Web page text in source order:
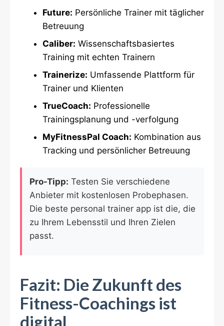
Future: Persönliche Trainer mit täglicher
Betreuung
Caliber: Wissenschaftsbasiertes
Training mit echten Trainern
Trainerize: Umfassende Plattform für
Trainer und Klienten
TrueCoach: Professionelle
Trainingsplanung und -verfolgung
MyFitnessPal Coach: Kombination aus
Tracking und persönlicher Betreuung
Pro-Tipp: Testen Sie verschiedene
Anbieter mit kostenlosen Probephasen.
Die beste personal trainer app ist die, die
zu Ihrem Lebensstil und Ihren Zielen
passt.
Fazit: Die Zukunft des
Fitness-Coachings ist
digital